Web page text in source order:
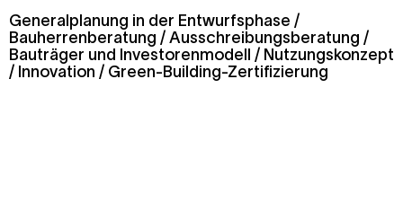
Generalplanung in der Entwurfsphase /
Bauherrenberatung / Ausschreibungsberatung /
Bauträger und Investorenmodell / Nutzungskonzept
/ Innovation / Green-Building-Zertifizierung